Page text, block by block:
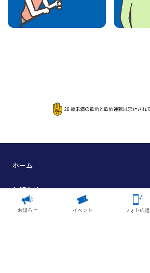
ホーム
お知らせ
フォト広場
お知らせ イベント フォト広場